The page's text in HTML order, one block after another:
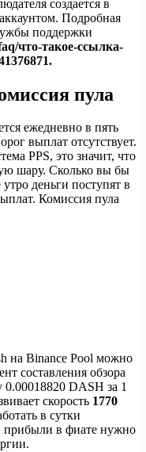
создается в
Подробная
поддержки
что-такое-ссылка-
пула
ежедневно в пять
выплат отсутствует.
PPS, это значит, что
шару. Сколько вы бы
деньги поступят в
Комиссия пула
на Binance Pool можно
составления обзора
0.00018820 DASH за 1
скорость 1770
в сутки
прибыли в фиате нужно